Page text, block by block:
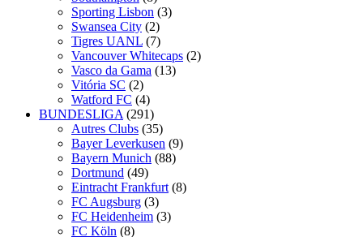
Sporting Lisbon (3)
Swansea City (2)
Tigres UANL (7)
Vancouver Whitecaps (2)
Vasco da Gama (13)
Vitória SC (2)
Watford FC (4)
BUNDESLIGA (291)
Autres Clubs (35)
Bayer Leverkusen (9)
Bayern Munich (88)
Dortmund (49)
Eintracht Frankfurt (8)
FC Augsburg (3)
FC Heidenheim (3)
FC Köln (8)